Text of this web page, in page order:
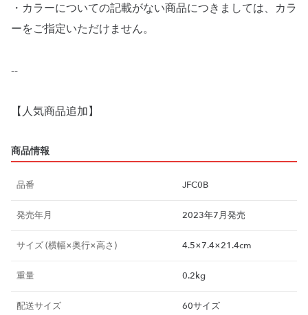
・カラーについての記載がない商品につきましては、カラ
ーをご指定いただけません。
--
【人気商品追加】
商品情報
品番 JFC0B
発売年月 2023年7月発売
サイズ (横幅×奥行×高さ) 4.5×7.4×21.4cm
重量 0.2kg
配送サイズ 60サイズ